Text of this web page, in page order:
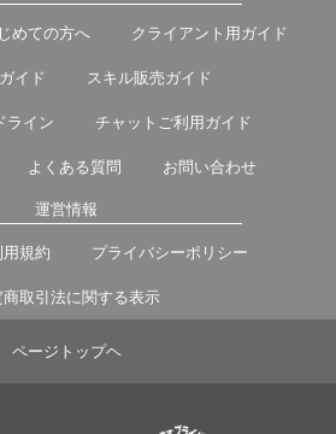
めての方へ クライアント用ガイド
イド スキル販売ガイド
ライン チャットご利用ガイド
よくある質問 お問い合わせ
運営情報
用規約 プライバシーポリシー
商取引法に関する表示
ページトップヘ